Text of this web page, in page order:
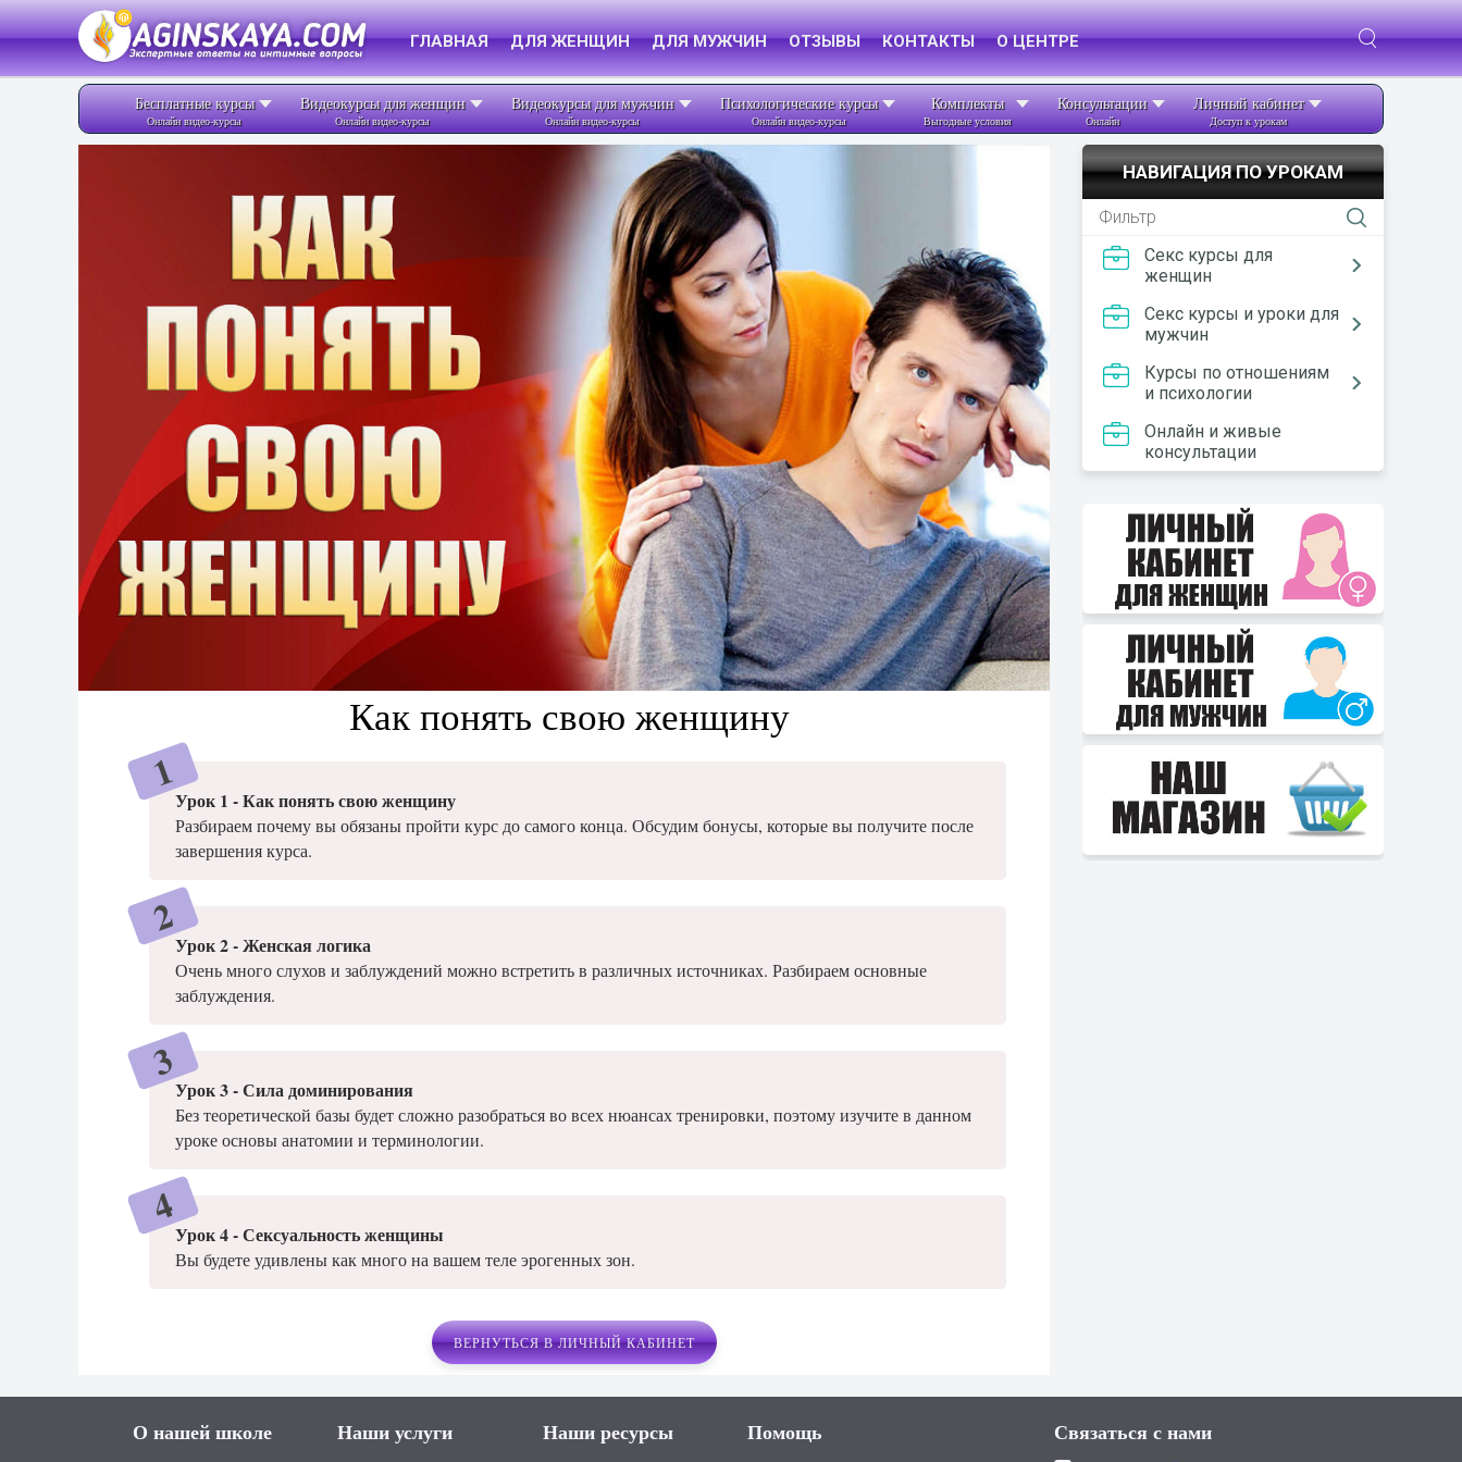
ГЛАВНАЯ ДЛЯ ЖЕНЩИН ДЛЯ МУЖЧИН ОТЗЫВЫ КОНТАКТЫ О ЦЕНТРЕ
Бесплатные курсы
Онлайн видео-курсы
Видеокурсы для женщин
Онлайн видео-курсы
Видеокурсы для мужчин
Онлайн видео-курсы
Психологические курсы
Онлайн видео-курсы
Комплекты
Выгодные условия
Консультации
Онлайн
Личный кабинет
Доступ к урокам
Как понять свою женщину
Урок 1 - Как понять свою женщину
Разбираем почему вы обязаны пройти курс до самого конца. Обсудим бонусы, которые вы получите после
завершения курса.
Урок 2 - Женская логика
Очень много слухов и заблуждений можно встретить в различных источниках. Разбираем основные
заблуждения.
Урок 3 - Сила доминирования
Без теоретической базы будет сложно разобраться во всех нюансах тренировки, поэтому изучите в данном
уроке основы анатомии и терминологии.
Урок 4 - Сексуальность женщины
Вы будете удивлены как много на вашем теле эрогенных зон.
ВЕРНУТЬСЯ В ЛИЧНЫЙ КАБИНЕТ
НАВИГАЦИЯ ПО УРОКАМ
Секс курсы для
женщин
Секс курсы и уроки для
мужчин
Курсы по отношениям
и психологии
Онлайн и живые
консультации
Связаться с нами
О нашей школе Наши услуги Наши ресурсы Помощь